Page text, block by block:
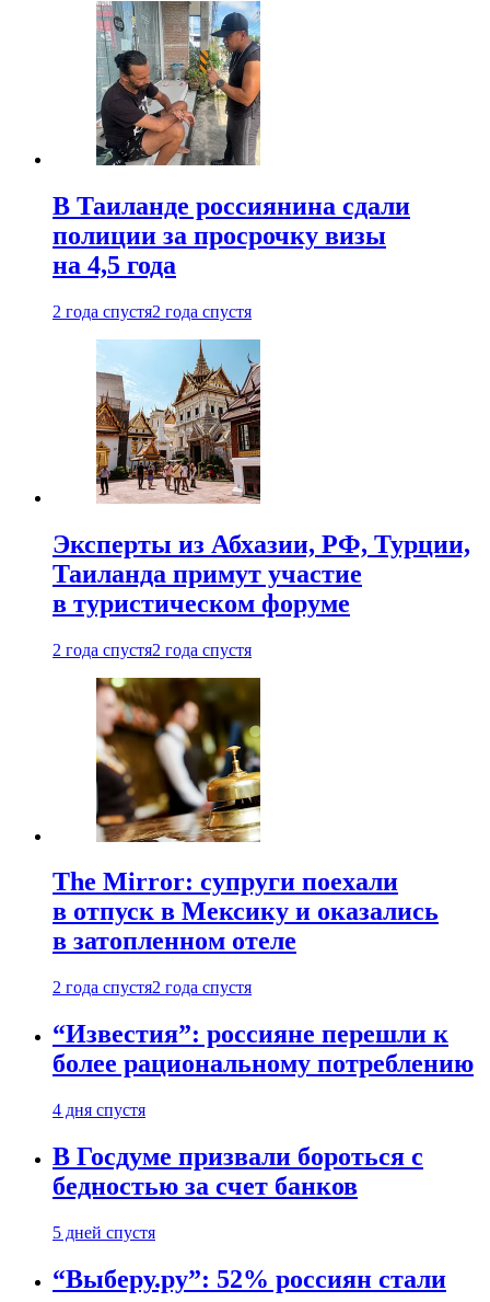
В Таиланде россиянина сдали
полиции за просрочку визы
на 4,5 года
2 года спустя2 года спустя
Эксперты из Абхазии, РФ, Турции,
Таиланда примут участие
в туристическом форуме
2 года спустя2 года спустя
The Mirror: супруги поехали
в отпуск в Мексику и оказались
в затопленном отеле
2 года спустя2 года спустя
“Известия”: россияне перешли к
более рациональному потреблению
4 дня спустя
В Госдуме призвали бороться с
бедностью за счет банков
5 дней спустя
“Выберу.ру”: 52% россиян стали